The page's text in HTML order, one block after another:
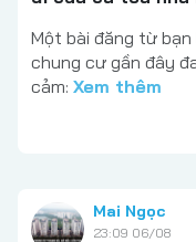
Một bài đăng từ
chung cư gần đây
cảm: Xem thêm
Mai Ngọc
23:09 06/08